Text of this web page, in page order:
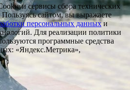
и сервисы сбора технических
Пользуясь сайтом, вы выражаете
персональных данныхи
Для реализации политики
программные средства
«Яндекс.Метрика»,